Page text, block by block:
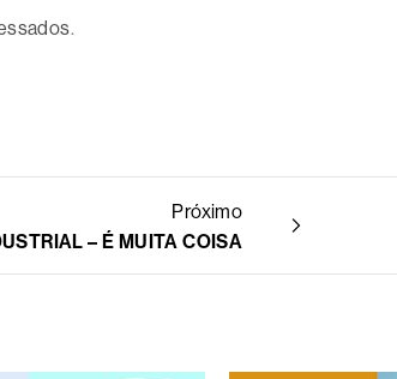
.
Próximo
– É MUITA COISA